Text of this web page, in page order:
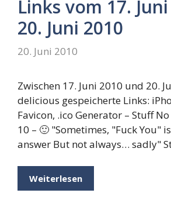
Links vom 17.
20. Juni 2010
20. Juni 2010
Zwischen 17. Juni 2010 und 20.
delicious gespeicherte Links:
Favicon, .ico Generator – Stuff
10 – 🙂 "Sometimes, "Fuck You"
answer But not always… sadly"
Weiterlesen